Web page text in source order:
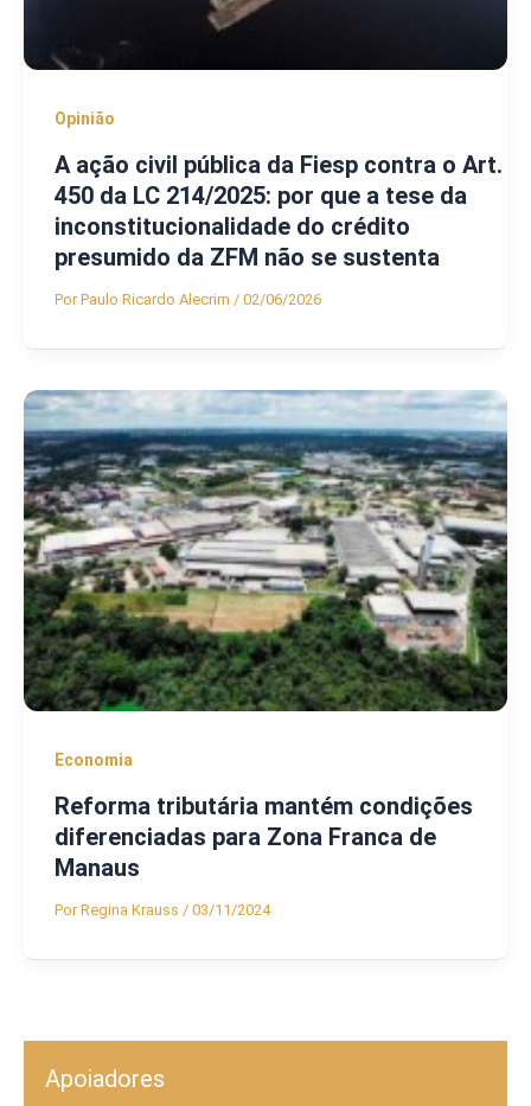
Opinião
A ação civil pública da Fiesp contra o Art.
450 da LC 214/2025: por que a tese da
inconstitucionalidade do crédito
presumido da ZFM não se sustenta
PorPaulo Ricardo Alecrim / 02/06/2026
Economia
Reforma tributária mantém condições
diferenciadas para Zona Franca de
Manaus
PorRegina Krauss / 03/11/2024
Apoiadores